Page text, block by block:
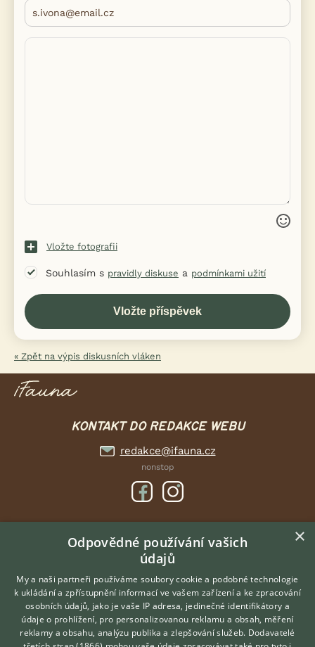
Vložte fotografii
Souhlasím s pravidly diskuse a podmínkami užití
« Zpět na výpis diskusních vláken
KONTAKT DO REDAKCE WEBU
redakce@ifauna.cz
nonstop
DOMOVSKÁ STRÁNKA
INZERCE
ČLÁNKY
O nás
×
Odpovědné používání vašich
údajů
My a naši partneři používáme soubory cookie a podobné technologie
k ukládání a zpřístupnění informací ve vašem zařízení a ke zpracování
osobních údajů, jako je vaše IP adresa, jedinečné identifikátory a
údaje o prohlížení, pro personalizovanou reklamu a obsah, měření
reklamy a obsahu, analýzu publika a zlepšování služeb. Dodavatelé